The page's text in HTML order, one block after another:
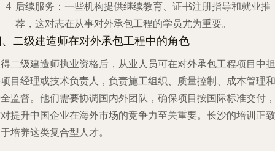
后续服务 ：一些机构提供继续教育、证书注册指导和就业推
荐，这对志在从事对外承包工程的学员尤为重要。
二级建造师在对外承包工程中的角色
二级建造师执业资格后，从业人员可在对外承包工程项目中担
目经理或技术负责人，负责施工组织、质量控制、成本管理和
监督。他们需要协调国内外团队，确保项目按国际标准交付，
提升中国企业在海外市场的竞争力至关重要。长沙的培训正致
培养这类复合型人才。